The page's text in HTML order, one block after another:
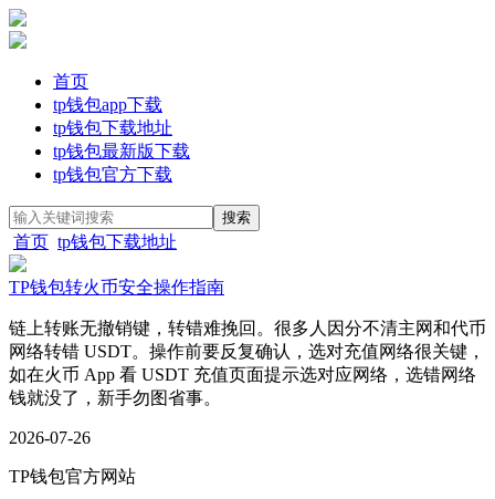
首页
tp钱包app下载
tp钱包下载地址
tp钱包最新版下载
tp钱包官方下载
首页 tp钱包下载地址
TP钱包转火币安全操作指南
链上转账无撤销键，转错难挽回。很多人因分不清主网和代币
网络转错 USDT。操作前要反复确认，选对充值网络很关键，
如在火币 App 看 USDT 充值页面提示选对应网络，选错网络
钱就没了，新手勿图省事。
2026-07-26
TP钱包官方网站